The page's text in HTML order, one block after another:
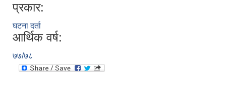
प्रकार:
घटना दर्ता
आर्थिक वर्ष:
७७/७८